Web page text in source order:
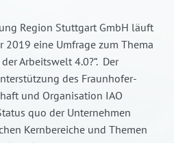
Region Stuttgart GmbH läuft
2019 eine Umfrage zum Thema
Arbeitswelt 4.0?“. Der
des Fraunhofer-
und Organisation IAO
quo der Unternehmen
Kernbereiche und Themen